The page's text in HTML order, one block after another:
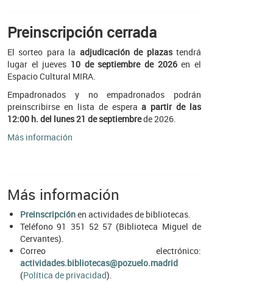
Preinscripción cerrada
El sorteo para la adjudicación de plazastendrá
lugar el jueves 10 de septiembre de 2026en el
Espacio Cultural MIRA.
Empadronados y no empadronados podrán
preinscribirse en lista de esperaa partir de las
12:00 h. del lunes 21 de septiembrede 2026.
Más información
Más información
Preinscripciónen actividades de bibliotecas.
Teléfono 91 351 52 57 (Biblioteca Miguel de
Cervantes).
Correo electrónico:
actividades.bibliotecas@pozuelo.madrid
(Política de privacidad).